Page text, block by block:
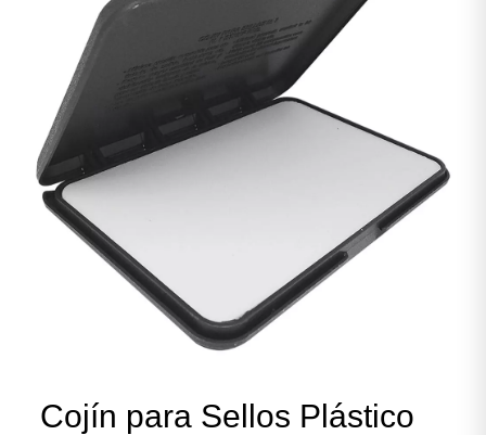
Cojín para Sellos Plástico